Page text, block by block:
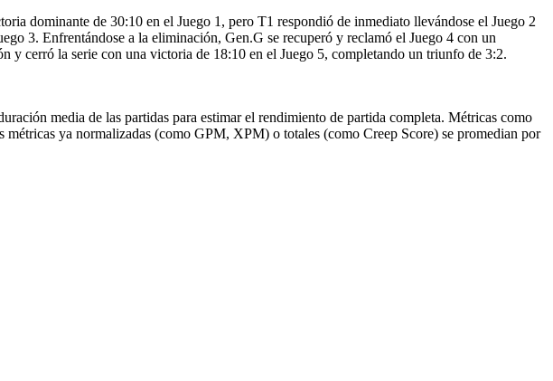
dominante de 30:10 en el Juego 1, pero T1 respondió de inmediato llevándose el Juego 2
3. Enfrentándose a la eliminación, Gen.G se recuperó y reclamó el Juego 4 con un
cerró la serie con una victoria de 18:10 en el Juego 5, completando un triunfo de 3:2.
media de las partidas para estimar el rendimiento de partida completa. Métricas como
ya normalizadas (como GPM, XPM) o totales (como Creep Score) se promedian por